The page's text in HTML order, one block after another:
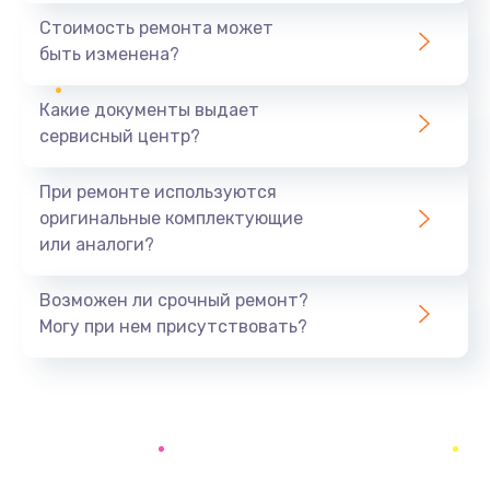
3900 руб.
Настройка Wi-Fi
Заказать
Ремонт петель крышки
Заказать
Стоимость ремонта может
быть изменена?
Какие документы выдает
сервисный центр?
При ремонте используются
оригинальные комплектующие
или аналоги?
Возможен ли срочный ремонт?
Могу при нем присутствовать?